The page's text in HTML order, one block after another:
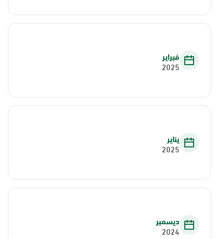
فبراير
2025
يناير
2025
ديسمبر
2024